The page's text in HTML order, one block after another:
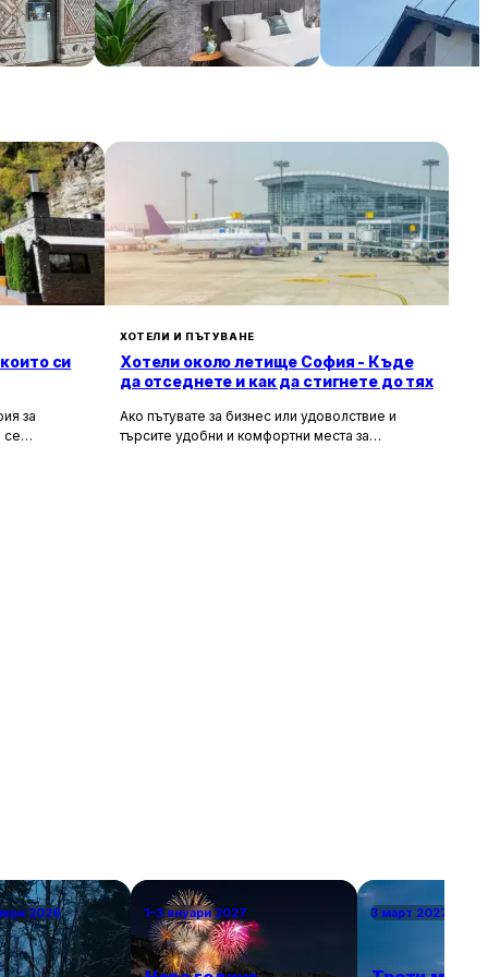
/ нощувка
National Palace Of Culture
1 Step Away!
София 399 € / нощувка
Стаи за гости
Банско 29 € /
си
за
се
ХОТЕЛИ И ПЪТУВАНЕ
Хотели около летище София - Къде
да отседнете и как да стигнете до тях
Ако пътувате за бизнес или удоволствие и
търсите удобни и комфортни места за
2026 1–3 януари 2027 3 март 2027 г.